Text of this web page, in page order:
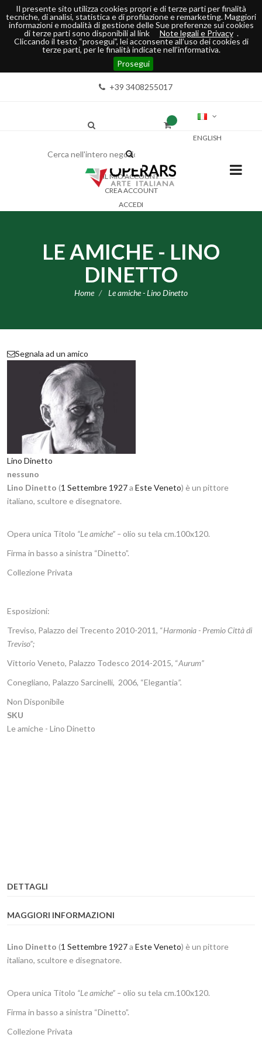
Il presente sito utilizza cookies propri e di terze parti per finalità
tecniche, di analisi, statistica e di profilazione e remarketing. Maggiori
informazioni e modalità di gestione delle Sue preferenze sui cookies
di terze parti sono disponibili al link
Note legali e Privacy .
Cliccando il testo “prosegui”, lei acconsente all’uso dei cookies di
terze parti, per le finalità indicate nell’informativa.
Prosegui
+39 3408255017
ENGLISH
IL MIO ACCOUNT
CREA ACCOUNT
ACCEDI
LE AMICHE - LINO
DINETTO
Home Le amiche - Lino Dinetto
Segnala ad un amico
Lino Dinetto
nessuno
Lino Dinetto (1 Settembre 1927a EsteVeneto) è un pittore
italiano, scultore e disegnatore.
Opera unica Titolo “Le amiche” –olio su tela cm.100x120.
Firma in basso a sinistra “Dinetto”.
Collezione Privata
Esposizioni:
Treviso, Palazzo dei Trecento 2010-2011, “Harmonia - Premio Città di
Treviso”;
Vittorio Veneto, Palazzo Todesco 2014-2015, “Aurum”
Conegliano, Palazzo Sarcinelli, 2006, “Elegantia”.
Non Disponibile
SKU
Le amiche - Lino Dinetto
DETTAGLI
MAGGIORI INFORMAZIONI
Lino Dinetto (1 Settembre 1927a EsteVeneto) è un pittore
italiano, scultore e disegnatore.
Opera unica Titolo “Le amiche” –olio su tela cm.100x120.
Firma in basso a sinistra “Dinetto”.
Collezione Privata